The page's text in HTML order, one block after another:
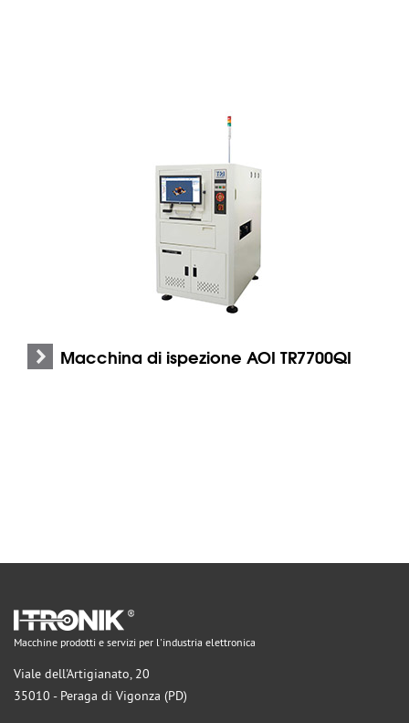
Macchina di ispezione AOI TR7700QI
Macchine prodotti e servizi per l'industria elettronica
Viale dell'Artigianato, 20
35010 - Peraga di Vigonza (PD)